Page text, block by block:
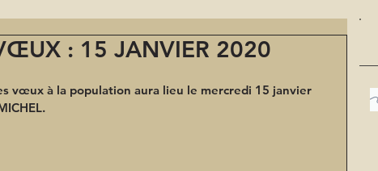
: 15 JANVIER 2020
vœux à la population aura lieu le mercredi 15 janvier